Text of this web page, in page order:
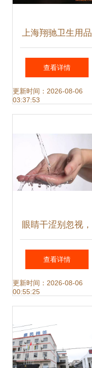
上海翔驰卫生用品
湿巾产品列表 全面
呵护个人卫生
查看详情
更新时间：2026-08-06
03:37:53
眼睛干涩别忽视，
螨虫可能是“隐形杀
手”，严重可致干眼
查看详情
更新时间：2026-08-06
00:55:25